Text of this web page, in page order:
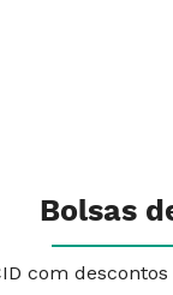
Bolsas
com